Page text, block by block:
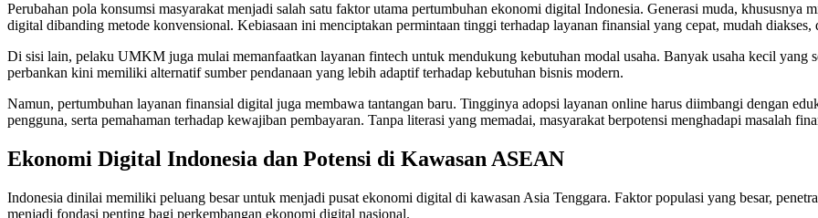
Perubahan pola konsumsi masyarakat menjadi salah satu faktor utama pertumbuhan ekonomi digital Indonesia. Generasi muda, khususnya
digital dibanding metode konvensional. Kebiasaan ini menciptakan permintaan tinggi terhadap layanan finansial yang cepat, mudah diakses,
Di sisi lain, pelaku UMKM juga mulai memanfaatkan layanan fintech untuk mendukung kebutuhan modal usaha. Banyak usaha kecil yang
perbankan kini memiliki alternatif sumber pendanaan yang lebih adaptif terhadap kebutuhan bisnis modern.
Namun, pertumbuhan layanan finansial digital juga membawa tantangan baru. Tingginya adopsi layanan online harus diimbangi dengan
pengguna, serta pemahaman terhadap kewajiban pembayaran. Tanpa literasi yang memadai, masyarakat berpotensi menghadapi masalah
Ekonomi Digital Indonesia dan Potensi di Kawasan ASEAN
Indonesia dinilai memiliki peluang besar untuk menjadi pusat ekonomi digital di kawasan Asia Tenggara. Faktor populasi yang besar,
menjadi fondasi penting bagi perkembangan ekonomi digital nasional.